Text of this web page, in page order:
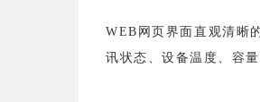
WEB网页界面直观清晰
讯状态、设备温度、容